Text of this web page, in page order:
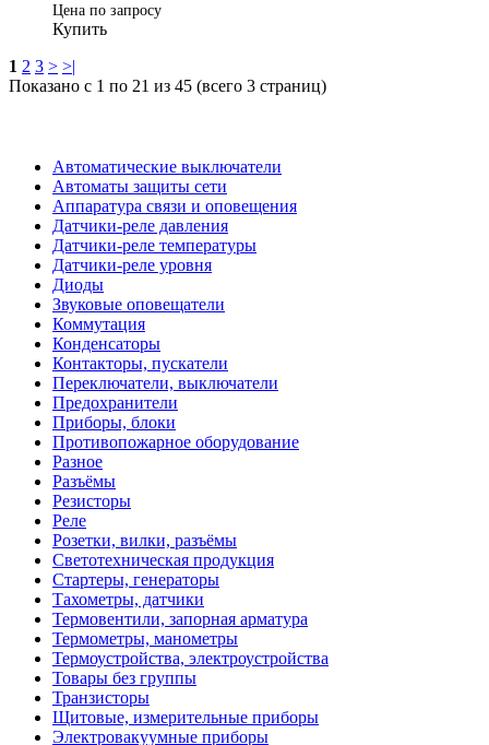
Цена по запросу
Купить
1 2 3 > >|
Показано с 1 по 21 из 45 (всего 3 страниц)
Автоматические выключатели
Автоматы защиты сети
Аппаратура связи и оповещения
Датчики-реле давления
Датчики-реле температуры
Датчики-реле уровня
Диоды
Звуковые оповещатели
Коммутация
Конденсаторы
Контакторы, пускатели
Переключатели, выключатели
Предохранители
Приборы, блоки
Противопожарное оборудование
Разное
Разъёмы
Резисторы
Реле
Розетки, вилки, разъёмы
Светотехническая продукция
Стартеры, генераторы
Тахометры, датчики
Термовентили, запорная арматура
Термометры, манометры
Термоустройства, электроустройства
Товары без группы
Транзисторы
Щитовые, измерительные приборы
Электровакуумные приборы